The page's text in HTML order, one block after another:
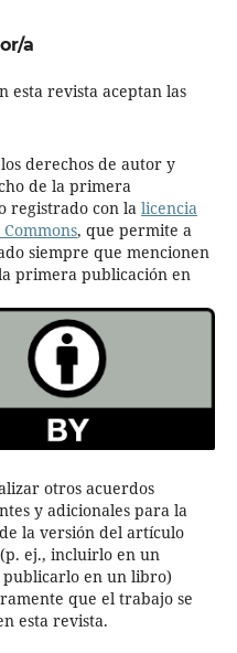
a
esta revista aceptan las
derechos de autor y
de la primera
registrado con la licencia
, que permite a
siempre que mencionen
primera publicación en
otros acuerdos
y adicionales para la
la versión del artículo
ej., incluirlo en un
en un libro)
que el trabajo se
esta revista.